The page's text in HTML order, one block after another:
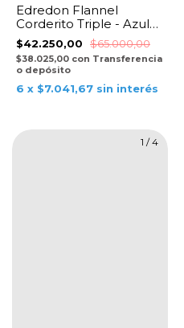
Edredon Flannel
Corderito Triple - Azul
Marino
$42.250,00 $65.000,00
$38.025,00 con Transferencia
o depósito
6 x $7.041,67 sin interés
1 /4